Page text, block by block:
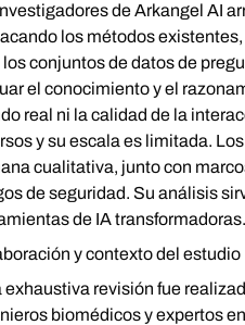
de Arkangel AI
los métodos
los conjuntos de datos de
el conocimiento y el
real ni la calidad de la
y su escala es limitada.
cualitativa, junto con
de seguridad. Su análisis
de IA transformadoras.
y contexto del estudio
exhaustiva revisión fue
biomédicos y expertos